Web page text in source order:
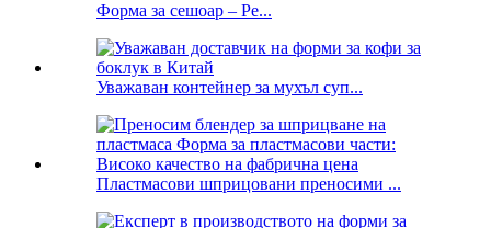
Форма за сешоар – Pe...
Уважаван контейнер за мухъл суп...
Пластмасови шприцовани преносими ...